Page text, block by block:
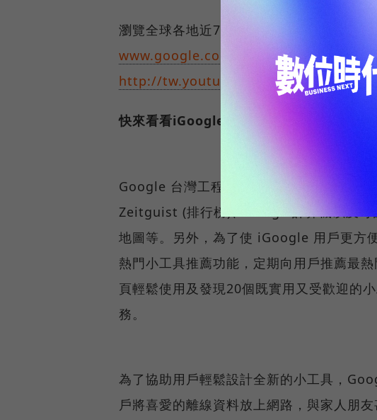
瀏覽全球各地近70名藝術家的完整主題作品
www.google.com.tw/help/ig/art/
http://tw.youtube.com/
快來看看iGoogle台灣首頁有哪些新功能
Google 台灣工程師團隊一直致力於不斷
Zeitguist (排行榜)、Google計算機以及可
地圖等。另外，為了使 iGoogle 用戶更方
熱門小工具推薦功能，定期向用戶推薦最
頁輕鬆使用及發現20個既實用又受歡迎的
務。
為了協助用戶輕鬆設計全新的小工具，
戶將喜愛的離線資料放上網路，與家人朋